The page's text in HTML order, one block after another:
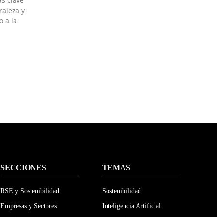
y
a la
SECCIONES
RSE y Sostenibilidad
Empresas y Sectores
TEMAS
Sostenibilidad
Inteligencia Artificial